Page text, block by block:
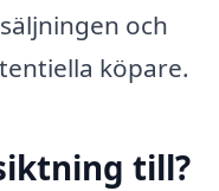
och
köpare.
till?